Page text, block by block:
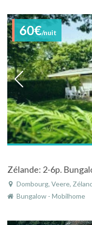
60€/nuit
Dombourg, Veere,
Bungalow - Mobilhome